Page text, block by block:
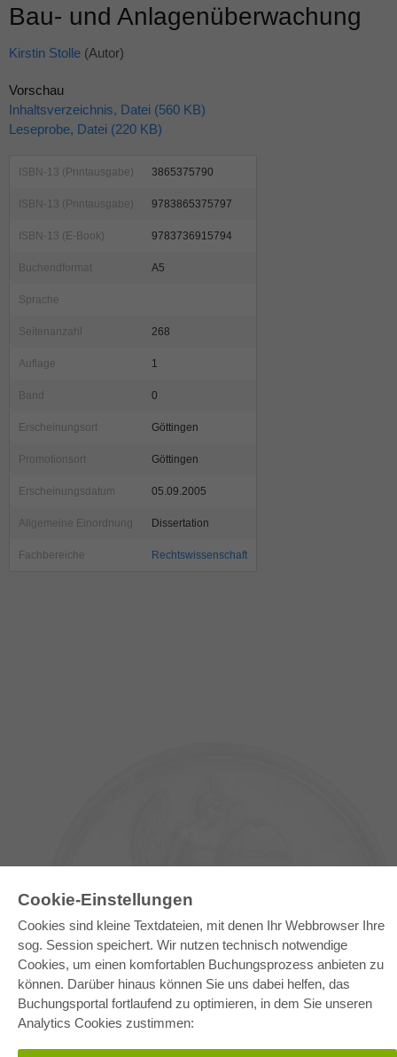
Cookie-Einstellungen
Cookies sind kleine Textdateien, mit denen Ihr Webbrowser Ihre
sog. Session speichert. Wir nutzen technisch notwendige
Cookies, um einen komfortablen Buchungsprozess anbieten zu
können. Darüber hinaus können Sie uns dabei helfen, das
Buchungsportal fortlaufend zu optimieren, in dem Sie unseren
Analytics Cookies zustimmen:
Bau- und Anlagenüberwachung
Kirstin Stolle (Autor)
Vorschau
Inhaltsverzeichnis, Datei (560 KB)
Leseprobe, Datei (220 KB)
ISBN-13 (Printausgabe) 3865375790
ISBN-13 (Printausgabe) 9783865375797
ISBN-13 (E-Book) 9783736915794
Buchendformat A5
Sprache
Seitenanzahl 268
Auflage 1
Band 0
Erscheinungsort Göttingen
Promotionsort Göttingen
Erscheinungsdatum 05.09.2005
Allgemeine Einordnung Dissertation
Fachbereiche Rechtswissenschaft
E-COLLECTION
Gesamtpaket
Fachbereichspakete
Pick & Choose
Bereitstellung von E-Books
Häufig gestellte Fragen (FAQ)